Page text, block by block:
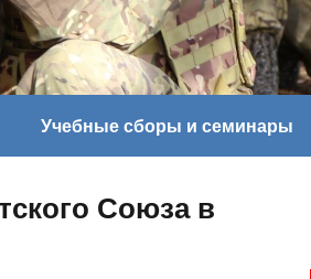
Учебные сборы и семинары
Союза в